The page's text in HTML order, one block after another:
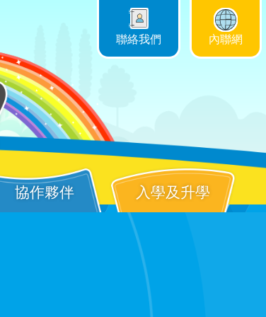
聯絡我們 內聯網
協作夥伴 入學及升學